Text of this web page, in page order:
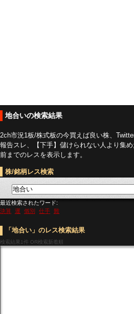
地合いの検索結果
2ch市況1板/株式板の今買えば良い株、
報告スレ、【下手】儲けられない人より集
前までのレスを表示します。
株/銘柄レス検索
最近検索されたワード:
決算 運 個別 仕手 難
「地合い」のレス検索結果
検索結果1件 OR検索新着順